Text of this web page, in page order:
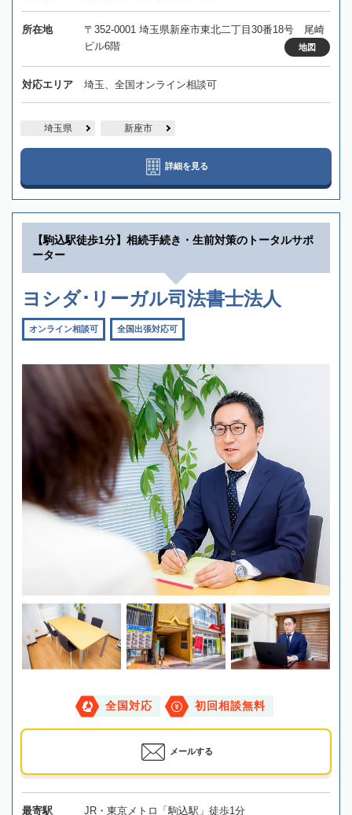
所在地
〒352-0001 埼玉県新座市東北二丁目30番18号 尾崎
ビル6階
地図
対応エリア 埼玉、全国オンライン相談可
埼玉県 新座市
詳細を見る
【駒込駅徒歩1分】相続手続き・生前対策のトータルサポ
ーター
ヨシダ･リーガル司法書士法人
オンライン相談可 全国出張対応可
全国対応 初回相談無料
メールする
最寄駅 JR・東京メトロ「駒込駅」徒歩1分